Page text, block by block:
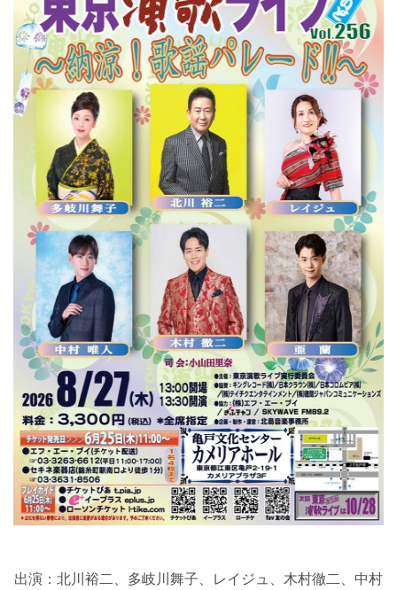
出演：北川裕二、多岐川舞子、レイジュ、木村徹二、中村